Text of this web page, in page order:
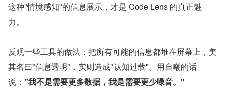
这种"情境感知"的信息展示，才是 Code Lens 的真正魅
力。
反观一些工具的做法：把所有可能的信息都堆在屏幕上，美
其名曰"信息透明"，实则造成"认知过载"。用自嘲的话
说： "我不是需要更多数据，我是需要更少噪音。"